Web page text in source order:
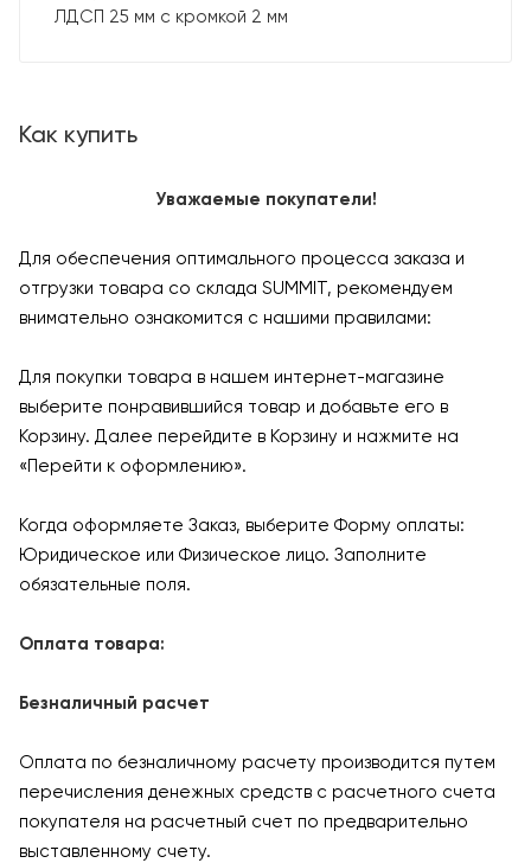
ЛДСП 25 мм с кромкой 2 мм
Как купить
Уважаемые покупатели!
Для обеспечения оптимального процесса заказа и
отгрузки товара со склада SUMMIT, рекомендуем
внимательно ознакомится с нашими правилами:
Для покупки товара в нашем интернет-магазине
выберите понравившийся товар и добавьте его в
Корзину. Далее перейдите в Корзину и нажмите на
«Перейти к оформлению».
Когда оформляете Заказ, выберите Форму оплаты:
Юридическое или Физическое лицо. Заполните
обязательные поля.
Оплата товара:
Безналичный расчет
Оплата по безналичному расчету производится путем
перечисления денежных средств с расчетного счета
покупателя на расчетный счет по предварительно
выставленному счету.